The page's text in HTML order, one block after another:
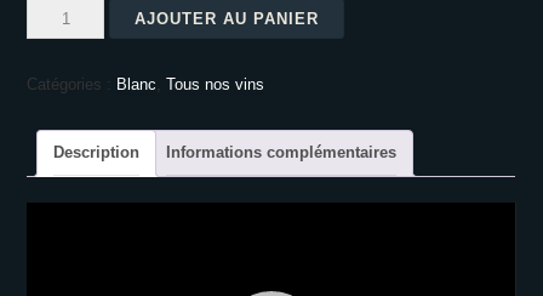
quantité
de
2024
AJOUTER AU PANIER
Catégories : Blanc ,Tous nos vins
Description Informations complémentaires